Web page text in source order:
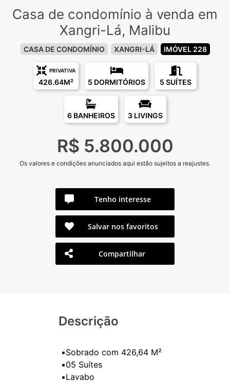
Casa de condomínio à venda em
Xangri-Lá, Malibu
CASA DE CONDOMÍNIO XANGRI-LÁ IMÓVEL 228
PRIVATIVA
426.64M² 5 DORMITÓRIOS 5 SUÍTES
6 BANHEIROS 3 LIVINGS
R$ 5.800.000
Os valores e condições anunciados aqui estão sujeitos a reajustes.
Tenho interesse
Salvar nos favoritos
Compartilhar
Descrição
▪️Sobrado com 426,64 M²
▪️05 Suítes
▪️Lavabo